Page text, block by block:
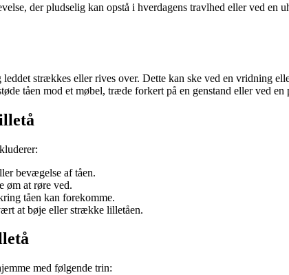
der pludselig kan opstå i hverdagens travlhed eller ved
strækkes eller rives over. Dette kan ske ved en vridning
tåen mod et møbel, træde forkert på en genstand eller ved en
bevægelse af tåen.
øm at røre ved.
tåen kan forekomme.
at bøje eller strække lilletåen.
med følgende trin: